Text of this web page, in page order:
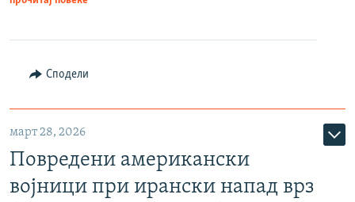
Сподели
март 28, 2026
Повредени американски
војници при ирански напад врз